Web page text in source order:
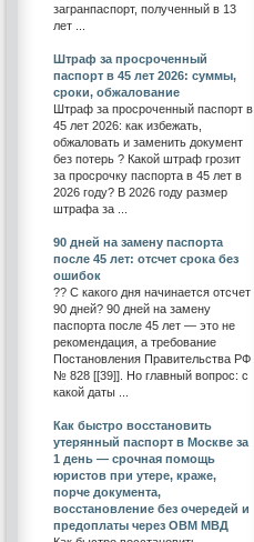
загранпаспорт, полученный в 13
лет ...
Штраф за просроченный
паспорт в 45 лет 2026: суммы,
сроки, обжалование
Штраф за просроченный паспорт в
45 лет 2026: как избежать,
обжаловать и заменить документ
без потерь ? Какой штраф грозит
за просрочку паспорта в 45 лет в
2026 году? В 2026 году размер
штрафа за ...
90 дней на замену паспорта
после 45 лет: отсчет срока без
ошибок
?? С какого дня начинается отсчет
90 дней? 90 дней на замену
паспорта после 45 лет — это не
рекомендация, а требование
Постановления Правительства РФ
№ 828 [[39]]. Но главный вопрос: с
какой даты ...
Как быстро восстановить
утерянный паспорт в Москве за
1 день — срочная помощь
юристов при утере, краже,
порче документа,
восстановление без очередей и
предоплаты через ОВМ МВД